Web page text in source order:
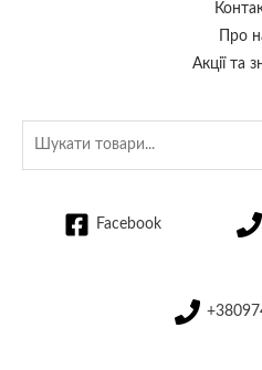
Про
Акції та
Facebook